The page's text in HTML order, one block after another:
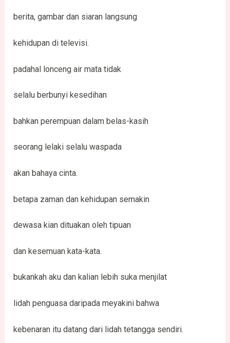
berita, gambar dan siaran langsung
kehidupan di televisi.
padahal lonceng air mata tidak
selalu berbunyi kesedihan
bahkan perempuan dalam belas-kasih
seorang lelaki selalu waspada
akan bahaya cinta.
betapa zaman dan kehidupan semakin
dewasa kian dituakan oleh tipuan
dan kesemuan kata-kata.
bukankah aku dan kalian lebih suka menjilat
lidah penguasa daripada meyakini bahwa
kebenaran itu datang dari lidah tetangga sendiri.